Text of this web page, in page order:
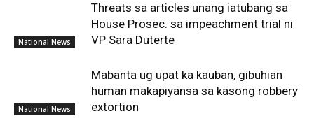
National News
Threats sa articles unang iatubang sa
House Prosec. sa impeachment trial ni
VP Sara Duterte
National News
Mabanta ug upat ka kauban, gibuhian
human makapiyansa sa kasong robbery
extortion